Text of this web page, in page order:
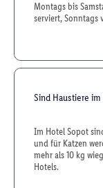
Montags bis
serviert, Sonntags
Sind Haustiere
Im Hotel Sopot
und für Katzen
mehr als 10 kg
Hotels.